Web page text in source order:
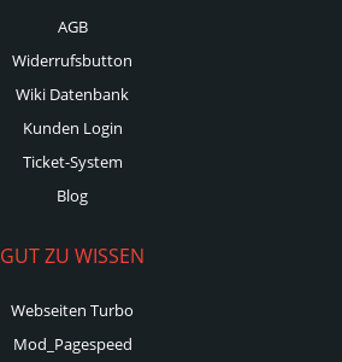
AGB
Widerrufsbutton
Wiki Datenbank
Kunden Login
Ticket-System
Blog
GUT ZU WISSEN
Webseiten Turbo
Mod_Pagespeed